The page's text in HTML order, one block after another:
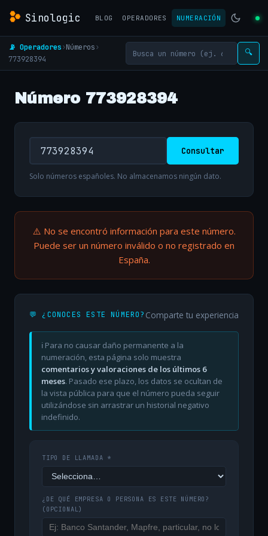
Sinologic BLOG OPERADORES NUMERACIÓN
📡 Operadores›Números›
773928394
🔍
Número 773928394
Consultar
Solo números españoles. No almacenamos ningún dato.
⚠️ No se encontró información para este número.
Puede ser un número inválido o no registrado en
España.
💬 ¿CONOCES ESTE NÚMERO? Comparte tu experiencia
ℹ️ Para no causar daño permanente a la
numeración, esta página solo muestra
comentarios y valoraciones de los últimos 6
meses. Pasado ese plazo, los datos se ocultan de
la vista pública para que el número pueda seguir
utilizándose sin arrastrar un historial negativo
indefinido.
TIPO DE LLAMADA *
¿DE QUÉ EMPRESA O PERSONA ES ESTE NÚMERO?
(OPCIONAL)